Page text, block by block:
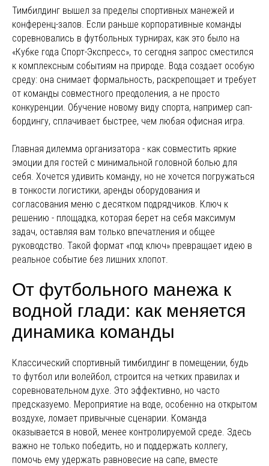
Тимбилдинг вышел за пределы спортивных манежей и
конференц-залов. Если раньше корпоративные команды
соревновались в футбольных турнирах, как это было на
«Кубке года Спорт-Экспресс», то сегодня запрос сместился
к комплексным событиям на природе. Вода создает особую
среду: она снимает формальность, раскрепощает и требует
от команды совместного преодоления, а не просто
конкуренции. Обучение новому виду спорта, например сап-
бордингу, сплачивает быстрее, чем любая офисная игра.
Главная дилемма организатора - как совместить яркие
эмоции для гостей с минимальной головной болью для
себя. Хочется удивить команду, но не хочется погружаться
в тонкости логистики, аренды оборудования и
согласования меню с десятком подрядчиков. Ключ к
решению - площадка, которая берет на себя максимум
задач, оставляя вам только впечатления и общее
руководство. Такой формат «под ключ» превращает идею в
реальное событие без лишних хлопот.
От футбольного манежа к
водной глади: как меняется
динамика команды
Классический спортивный тимбилдинг в помещении, будь
то футбол или волейбол, строится на четких правилах и
соревновательном духе. Это эффективно, но часто
предсказуемо. Мероприятие на воде, особенно на открытом
воздухе, ломает привычные сценарии. Команда
оказывается в новой, менее контролируемой среде. Здесь
важно не только победить, но и поддержать коллегу,
помочь ему удержать равновесие на сапе, вместе